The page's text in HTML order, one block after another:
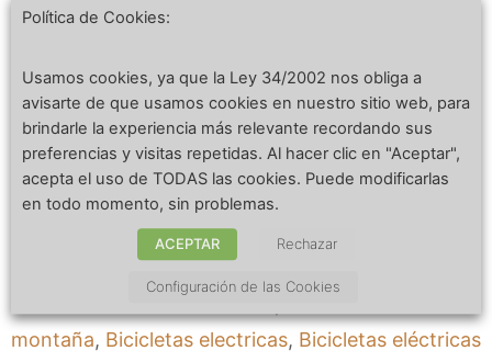
Preparándose: ¿por dónde empezar? Prepararse
que la experiencia sea más fluida y andar en
bicicleta no es diferente. No hay nada peor
cuando vas por la carretera en tu bicicleta
eléctrica, sonriendo o cantando incluso. Solo para
darse cuenta de que ha olvidado algo cuando llega
montaña, Bicicletas electricas, Bicicletas eléctricas
Política de Cookies:
Usamos cookies, ya que la Ley 34/2002 nos obliga a
avisarte de que usamos cookies en nuestro sitio web, para
brindarle la experiencia más relevante recordando sus
preferencias y visitas repetidas. Al hacer clic en "Aceptar",
acepta el uso de TODAS las cookies. Puede modificarlas
en todo momento, sin problemas.
ACEPTAR Rechazar
Configuración de las Cookies